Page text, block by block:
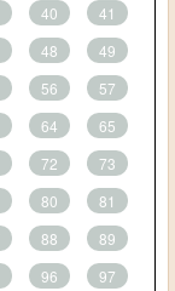
40
41
48
49
56
57
64
65
72
73
80
81
88
89
96
97